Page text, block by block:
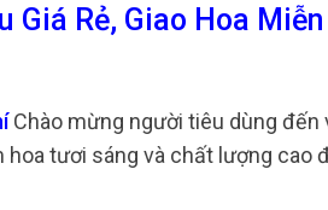
Giá Rẻ, Giao Hoa
Chào mừng người tiêu dùng đến
tươi sáng và chất lượng cao